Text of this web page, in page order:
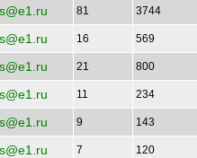
81 3744
16 569
21 800
11 234
9 143
7 120